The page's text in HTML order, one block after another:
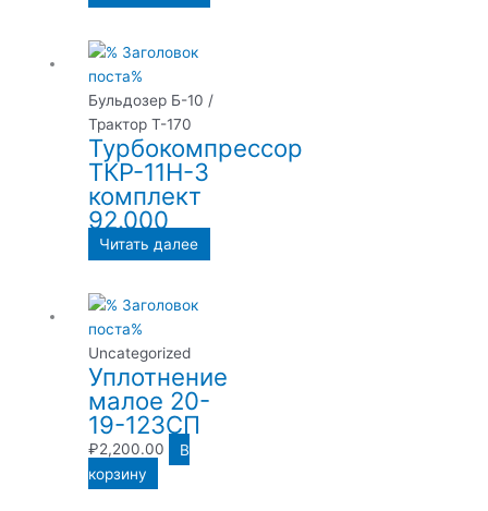
Бульдозер Б-10 /
Трактор Т-170
Турбокомпрессор
ТКР-11Н-3
комплект
92.000
Читать далее
Uncategorized
Уплотнение
малое 20-
19-123СП
₽2,200.00
В
корзину